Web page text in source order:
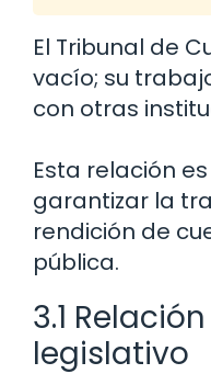
El Tribunal de
vacío; su
con otras
Esta relación
garantizar la
rendición de
pública.
3.1
legislativo